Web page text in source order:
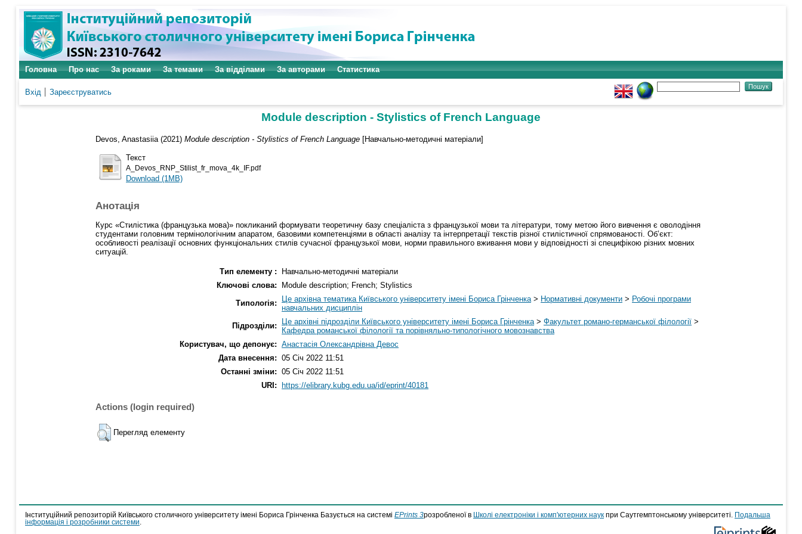
Головна Про нас За роками За темами За відділами За авторами Статистика
Вхід Зареєструватись
Module description - Stylistics of French Language
Devos, Anastasiia (2021) Module description - Stylistics of French Language [Навчально-методичні матеріали]
Текст
A_Devos_RNP_Stilist_fr_mova_4k_IF.pdf
Download (1MB)
Анотація
Курс «Стилістика (французька мова)» покликаний формувати теоретичну базу спеціаліста з французької мови та літератури, тому метою його вивчення є оволодіння
студентами головним термінологічним апаратом, базовими компетенціями в області аналізу та інтерпретації текстів різної стилістичної спрямованості. Об’єкт:
особливості реалізації основних функціональних стилів сучасної французької мови, норми правильного вживання мови у відповідності зі специфікою різних мовних
ситуацій.
Тип елементу :
Навчально-методичні матеріали
Ключові слова:
Module description; French; Stylistics
Типологія:
Це архівна тематика Київського університету імені Бориса Грінченка > Нормативні документи > Робочі програми
навчальних дисциплін
Підрозділи:
Це архівні підрозділи Київського університету імені Бориса Грінченка > Факультет романо-германської філології >
Кафедра романської філології та порівняльно-типологічного мовознавства
Користувач, що депонує: Анастасія Олександрівна Девос
Дата внесення: 05 Січ 2022 11:51
Останні зміни: 05 Січ 2022 11:51
URI:
https://elibrary.kubg.edu.ua/id/eprint/40181
Actions (login required)
Перегляд елементу
Інституційний репозиторій Київського столичного університету імені Бориса Грінченка Базується на системі EPrints 3розробленої в Школі електроніки і комп'ютерних наук при Саутгемптонському університеті.
Подальша
інформація і розробники системи